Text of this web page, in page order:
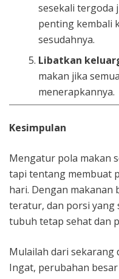
sesekali tergoda
penting kembali
sesudahnya.
Libatkan
makan jika
menerapkannya.
Kesimpulan
Mengatur pola makan
tapi tentang membuat
hari. Dengan makanan
teratur, dan porsi yang
tubuh tetap sehat dan
Mulailah dari sekarang
Ingat, perubahan